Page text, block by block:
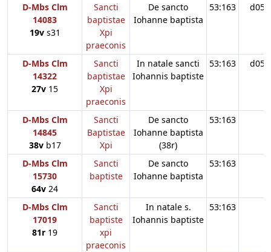
D-Mbs Clm
14083
19vs31
Sancti
baptistae
Xpi
praeconis
De sancto
Iohanne baptista
53:163 d05
D-Mbs Clm
14322
27v 15
Sancti
baptistae
Xpi
praeconis
In natale sancti
Iohannis baptiste
53:163 d05
D-Mbs Clm
14845
38vb17
Sancti
Baptistae
Xpi
De sancto
Iohanne baptista
(38r)
53:163
D-Mbs Clm
15730
64v 24
Sancti
baptiste
De sancto
Iohanne baptista
53:163
D-Mbs Clm
17019
81r 19
Sancti
baptiste
xpi
praeconis
In natale s.
Iohannis baptiste
53:163